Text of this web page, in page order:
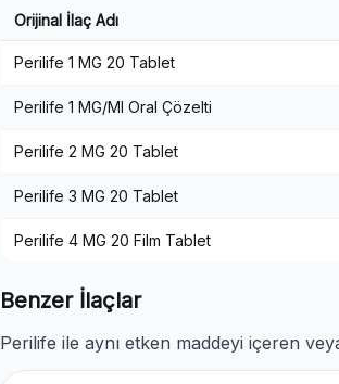
Orijinal İlaç Adı
Perilife 1 MG 20 Tablet
Perilife 1 MG/Ml Oral Çözelti
Perilife 2 MG 20 Tablet
Perilife 3 MG 20 Tablet
Perilife 4 MG 20 Film Tablet
Benzer İlaçlar
Perilife ile aynı etken maddeyi içeren